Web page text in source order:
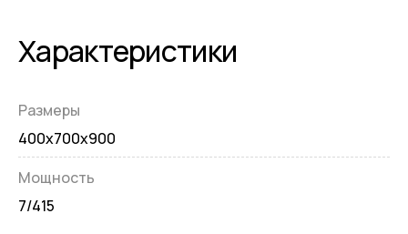
Характеристики
Размеры
400х700х900
Мощность
7/415